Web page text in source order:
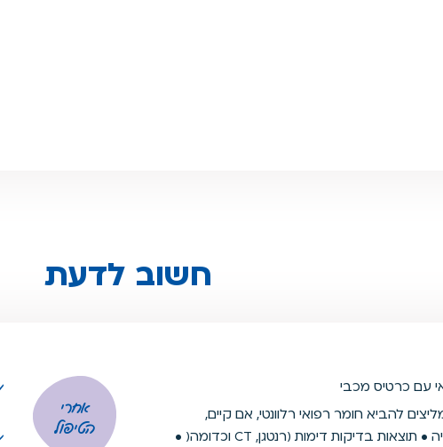
חשוב לדעת
עם כרטיס מכבי
להביא חומר רפואי רלוונטי, אם קיים,
דוגמת: • מכתב הפנייה • תוצאות בדיקות דימות (רנטגן, CT וכדומה( •
אחרי
הטיפול